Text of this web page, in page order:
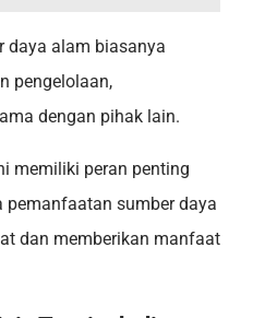
daya alam biasanya
pengelolaan,
dengan pihak lain.
memiliki peran penting
sumber daya
dan memberikan manfaat